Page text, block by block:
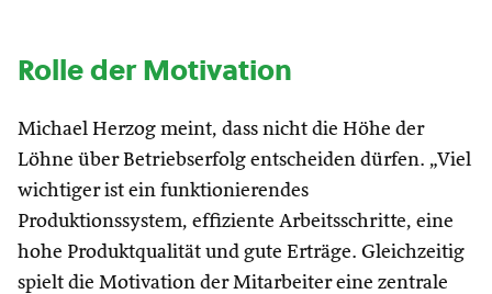
Rolle der Motivation
Michael Herzog meint, dass nicht die Höhe der
Löhne über Betriebserfolg entscheiden dürfen. „Viel
wichtiger ist ein funktionierendes
Produktionssystem, effiziente Arbeitsschritte, eine
hohe Produktqualität und gute Erträge. Gleichzeitig
spielt die Motivation der Mitarbeiter eine zentrale